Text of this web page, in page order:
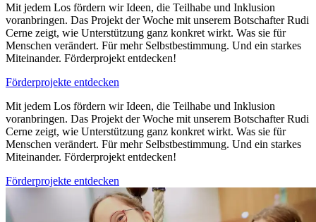
Mit jedem Los fördern wir Ideen, die Teilhabe und Inklusion
voranbringen. Das Projekt der Woche mit unserem Botschafter Rudi
Cerne zeigt, wie Unterstützung ganz konkret wirkt. Was sie für
Menschen verändert. Für mehr Selbstbestimmung. Und ein starkes
Miteinander. Förderprojekt entdecken!
Förderprojekte entdecken
Mit jedem Los fördern wir Ideen, die Teilhabe und Inklusion
voranbringen. Das Projekt der Woche mit unserem Botschafter Rudi
Cerne zeigt, wie Unterstützung ganz konkret wirkt. Was sie für
Menschen verändert. Für mehr Selbstbestimmung. Und ein starkes
Miteinander. Förderprojekt entdecken!
Förderprojekte entdecken